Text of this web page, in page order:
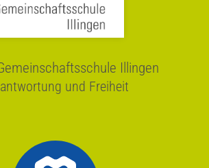
Illingen
und Freiheit